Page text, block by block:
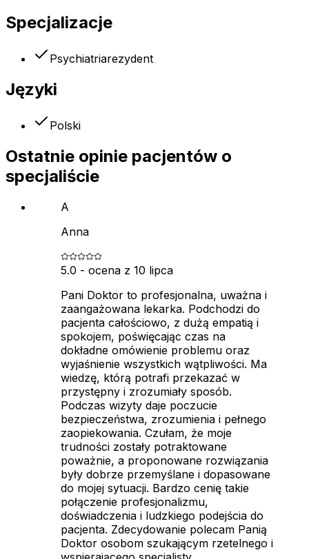
Specjalizacje
Psychiatriarezydent
Języki
Polski
Ostatnie opinie pacjentów o
specjaliście
A
Anna
5.0 - ocena z 10 lipca
Pani Doktor to profesjonalna, uważna i
zaangażowana lekarka. Podchodzi do
pacjenta całościowo, z dużą empatią i
spokojem, poświęcając czas na
dokładne omówienie problemu oraz
wyjaśnienie wszystkich wątpliwości. Ma
wiedzę, którą potrafi przekazać w
przystępny i zrozumiały sposób.
Podczas wizyty daje poczucie
bezpieczeństwa, zrozumienia i pełnego
zaopiekowania. Czułam, że moje
trudności zostały potraktowane
poważnie, a proponowane rozwiązania
były dobrze przemyślane i dopasowane
do mojej sytuacji. Bardzo cenię takie
połączenie profesjonalizmu,
doświadczenia i ludzkiego podejścia do
pacjenta. Zdecydowanie polecam Panią
Doktor osobom szukającym rzetelnego i